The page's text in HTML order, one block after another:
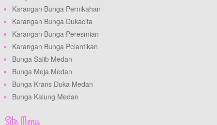
Karangan Bunga Pernikahan
Karangan Bunga Dukacita
Karangan Bunga Peresmian
Karangan Bunga Pelantikan
Bunga Salib Medan
Bunga Meja Medan
Bunga Krans Duka Medan
Bunga Kalung Medan
Site Menu